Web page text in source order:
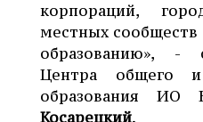
корпораций,
местных
образованию», -
Центра общего и
образования
Косарецкий.